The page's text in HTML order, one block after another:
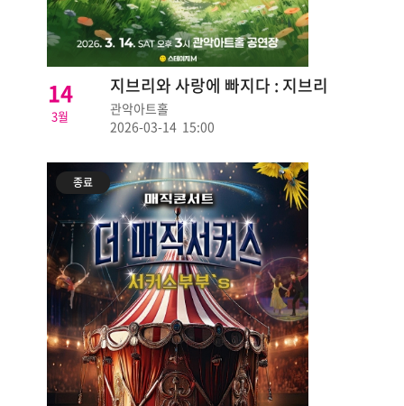
14
3월
지브리와 사랑에 빠지다 : 지브리
영화음악 콘서트 스페셜 2026 - 서울
관악
관악아트홀
2026-03-14 15:00
종료